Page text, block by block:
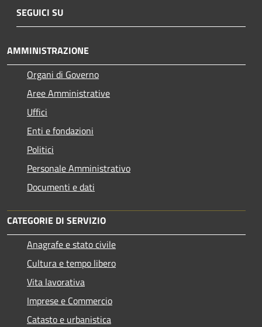
SEGUICI SU
AMMINISTRAZIONE
Organi di Governo
Aree Amministrative
Uffici
Enti e fondazioni
Politici
Personale Amministrativo
Documenti e dati
CATEGORIE DI SERVIZIO
Anagrafe e stato civile
Cultura e tempo libero
Vita lavorativa
Imprese e Commercio
Catasto e urbanistica